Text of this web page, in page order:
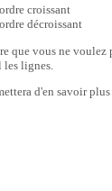
croissant
décroissant
que vous ne
lignes.
d'en savoir plus